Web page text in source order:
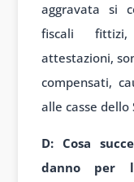
aggravata si
fiscali
attestazioni,
compensati,
alle casse dello
D: Cosa
danno per